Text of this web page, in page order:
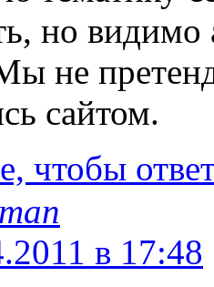
но
не
сайтом.
чтобы
в 17:48